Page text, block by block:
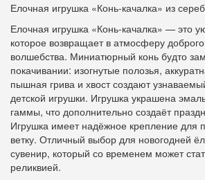
Елочная игрушка «Конь-качалка» из
Елочная игрушка «Конь-качалка» — это
которое возвращает в атмосферу
волшебства. Миниатюрный конь будто
покачивании: изогнутые полозья,
пышная грива и хвост создают
детской игрушки. Игрушка украшена
гаммы, что дополнительно создаёт
Игрушка имеет надёжное крепление для
ветку. Отличный выбор для новогодней
сувенир, который со временем может
реликвией.